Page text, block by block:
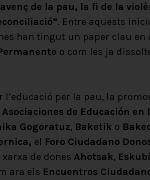
de la pau, la fi de la
. Entre aquests
han tingut un paper clau en
o com les ja
per la pau, la
Asociaciones de Educación en
Gogoratuz, Baketik o
el Foro Ciudadano
xarxa de dones Ahotsak,
ara els Encuentros